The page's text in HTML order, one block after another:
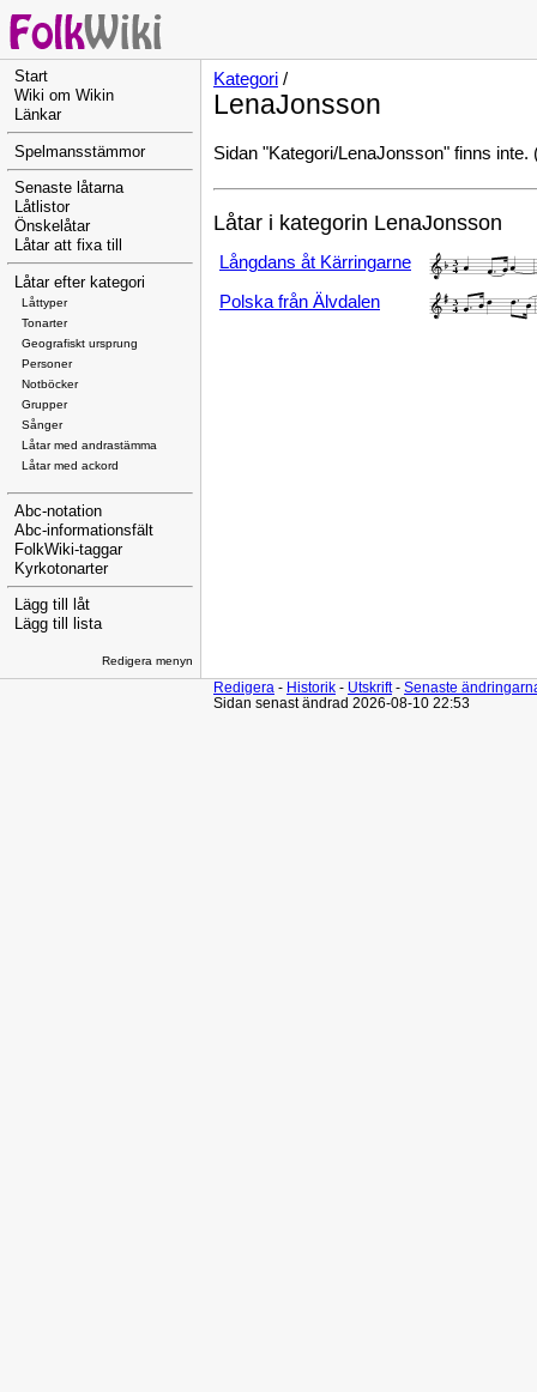
Start
Wiki om Wikin
Länkar
Spelmansstämmor
Senaste låtarna
Låtlistor
Önskelåtar
Låtar att fixa till
Låtar efter kategori
Låttyper
Tonarter
Geografiskt ursprung
Personer
Notböcker
Grupper
Sånger
Låtar med andrastämma
Låtar med ackord
Abc-notation
Abc-informationsfält
FolkWiki-taggar
Kyrkotonarter
Lägg till låt
Lägg till lista
Redigera menyn
Kategori /
LenaJonsson
Sidan "Kategori/LenaJonsson" finns inte.
Låtar i kategorin LenaJonsson
Långdans åt Kärringarne
Polska från Älvdalen
Redigera - Historik - Utskrift- Senaste
Sidan senast ändrad 2026-08-10 22:53